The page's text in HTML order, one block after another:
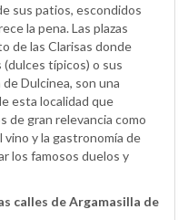
sus patios, escondidos
la pena. Las plazas
de las Clarisas donde
típicos) o sus
de Dulcinea, son una
esta localidad que
de gran relevancia como
vino y la gastronomía de
los famosos duelos y
calles de Argamasilla de